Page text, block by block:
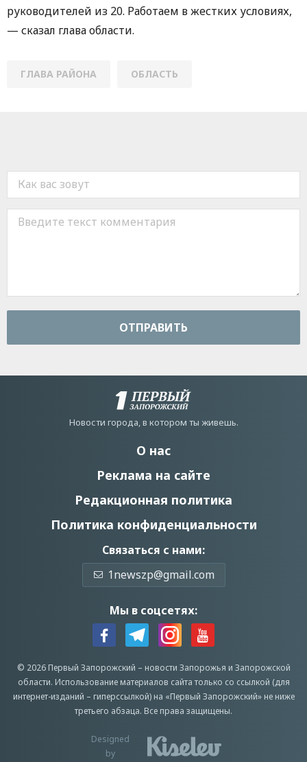
руководителей из 20. Работаем в жестких условиях,
— сказал глава области.
ГЛАВА РАЙОНА ОБЛАСТЬ
ОТПРАВИТЬ
Новости города, в котором ты живешь.
О нас
Реклама на сайте
Редакционная политика
Политика конфиденциальности
Связаться с нами:
1newszp@gmail.com
Мы в соцсетях:
© 2026 Первый Запорожский – новости Запорожья и Запорожской
области. Использование материалов сайта только со ссылкой (для
интернет-изданий – гиперссылкой) на «Первый Запорожский» не ниже
третьего абзаца. Все права защищены.
Designed
by